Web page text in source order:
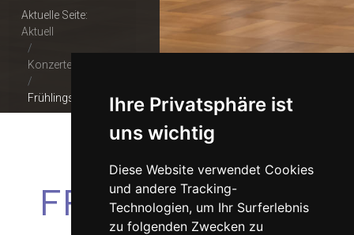
Ihre Privatsphäre ist
uns wichtig
Diese Website verwendet Cookies
und andere Tracking-
Technologien, um Ihr Surferlebnis
zu folgenden Zwecken zu
Aktuelle Seite:
Aktuell
Konzerte & Tickets
Frühlingserwachen